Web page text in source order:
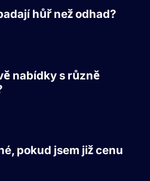
hůř než odhad?
nabídky s různě
pokud jsem již cenu